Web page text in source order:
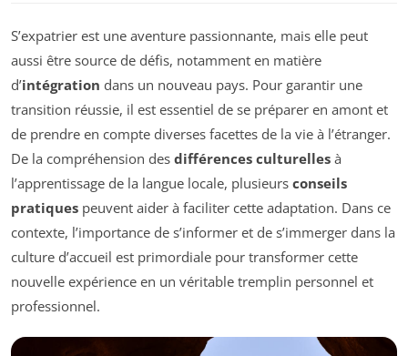
S’expatrier est une aventure passionnante, mais elle peut
aussi être source de défis, notamment en matière
d’intégration dans un nouveau pays. Pour garantir une
transition réussie, il est essentiel de se préparer en amont et
de prendre en compte diverses facettes de la vie à l’étranger.
De la compréhension des différences culturelles à
l’apprentissage de la langue locale, plusieurs conseils
pratiques peuvent aider à faciliter cette adaptation. Dans ce
contexte, l’importance de s’informer et de s’immerger dans la
culture d’accueil est primordiale pour transformer cette
nouvelle expérience en un véritable tremplin personnel et
professionnel.